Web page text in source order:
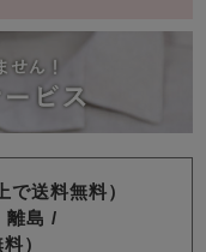
送料無料）
離島 /
）